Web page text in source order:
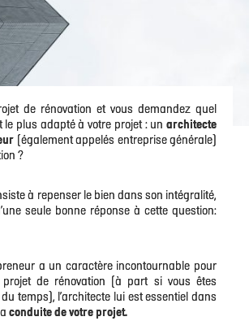
de rénovation et vous demandez quel
le plus adapté à votre projet : un architecte
(également appelés entreprise générale)
?
à repenser le bien dans son intégralité,
seule bonne réponse à cette question:
a un caractère incontournable pour
de rénovation (à part si vous êtes
temps), l’architecte lui est essentiel dans
conduite de votre projet.